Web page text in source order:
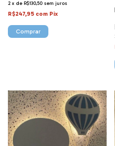
2 x de R$130,50 sem juros
R$247,95 com Pix